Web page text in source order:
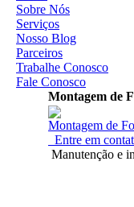
Sobre Nós
Serviços
Nosso Blog
Parceiros
Trabalhe Conosco
Fale Conosco
Montagem de
Montagem de
Entre em
Manutenção e